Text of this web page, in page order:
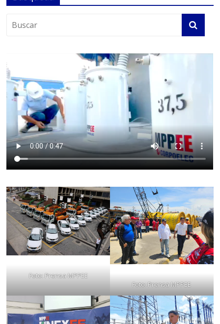
Foto: Prensa MPPEE
Foto: Prensa MPPEE